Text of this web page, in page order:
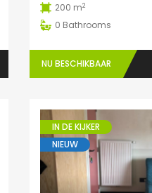
200 m2
0 Bathrooms
NU BESCHIKBAAR
IN DE KIJKER
NIEUW